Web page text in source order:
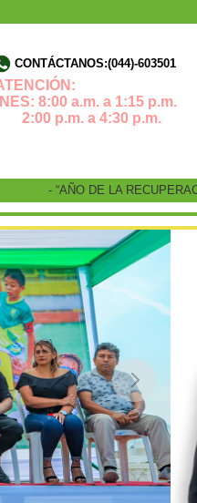
CONTÁCTANOS:(044)-603501
8:00 a.m. a 1:15 p.m.
a 4:30 p.m.
- “AÑO DE LA